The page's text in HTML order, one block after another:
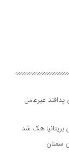
غیرعامل
سمنان